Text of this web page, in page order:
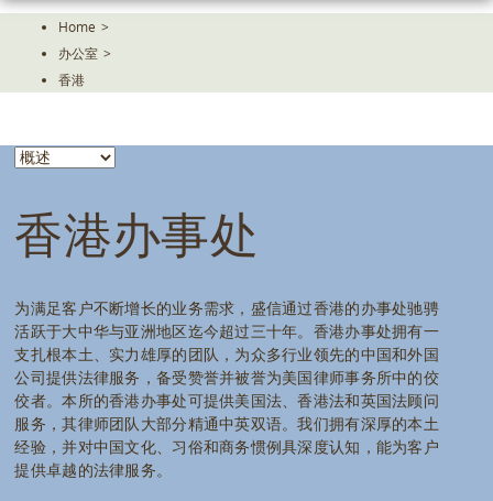
Skip
Home >
办公室 >
香港
香港办事处
为满足客户不断增长的业务需求，盛信通过香港的办事处驰骋
活跃于大中华与亚洲地区迄今超过三十年。香港办事处拥有一
支扎根本土、实力雄厚的团队，为众多行业领先的中国和外国
公司提供法律服务，备受赞誉并被誉为美国律师事务所中的佼
佼者。本所的香港办事处可提供美国法、香港法和英国法顾问
服务，其律师团队大部分精通中英双语。我们拥有深厚的本土
经验，并对中国文化、习俗和商务惯例具深度认知，能为客户
提供卓越的法律服务。